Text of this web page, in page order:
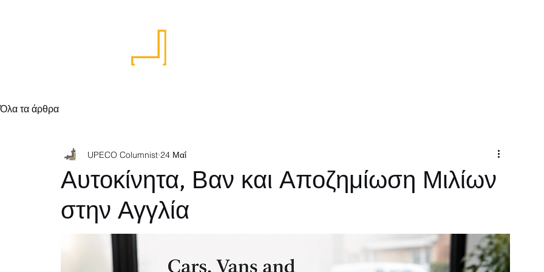
Όλα τα άρθρα
Αυτοκίνητα, Βαν και Αποζημίωση Μιλίων
στην Αγγλία
UPECO Columnist 24 Μαΐ